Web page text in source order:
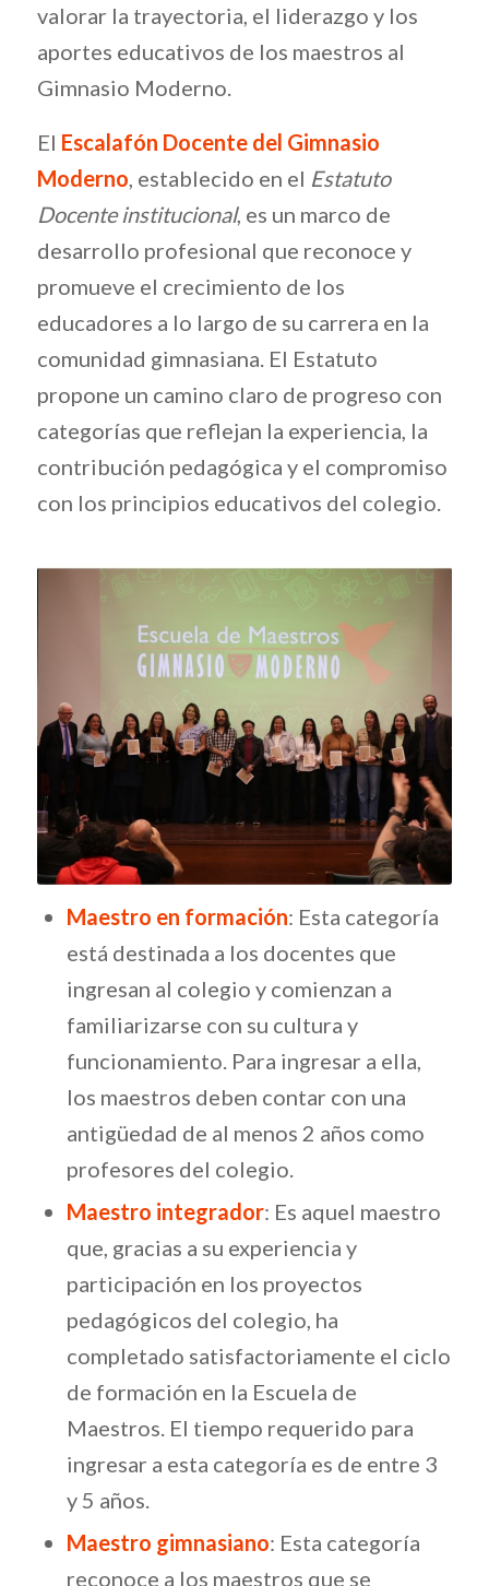
valorar la trayectoria, el liderazgo y los
aportes educativos de los maestros al
Gimnasio Moderno.
El Escalafón Docente del Gimnasio
Moderno, establecido en el Estatuto
Docente institucional, es un marco de
desarrollo profesional que reconoce y
promueve el crecimiento de los
educadores a lo largo de su carrera en la
comunidad gimnasiana. El Estatuto
propone un camino claro de progreso con
categorías que reflejan la experiencia, la
contribución pedagógica y el compromiso
con los principios educativos del colegio.
Maestro en formación: Esta categoría
está destinada a los docentes que
ingresan al colegio y comienzan a
familiarizarse con su cultura y
funcionamiento. Para ingresar a ella,
los maestros deben contar con una
antigüedad de al menos 2 años como
profesores del colegio.
Maestro integrador: Es aquel maestro
que, gracias a su experiencia y
participación en los proyectos
pedagógicos del colegio, ha
completado satisfactoriamente el ciclo
de formación en la Escuela de
Maestros. El tiempo requerido para
ingresar a esta categoría es de entre 3
y 5 años.
Maestro gimnasiano: Esta categoría
reconoce a los maestros que se